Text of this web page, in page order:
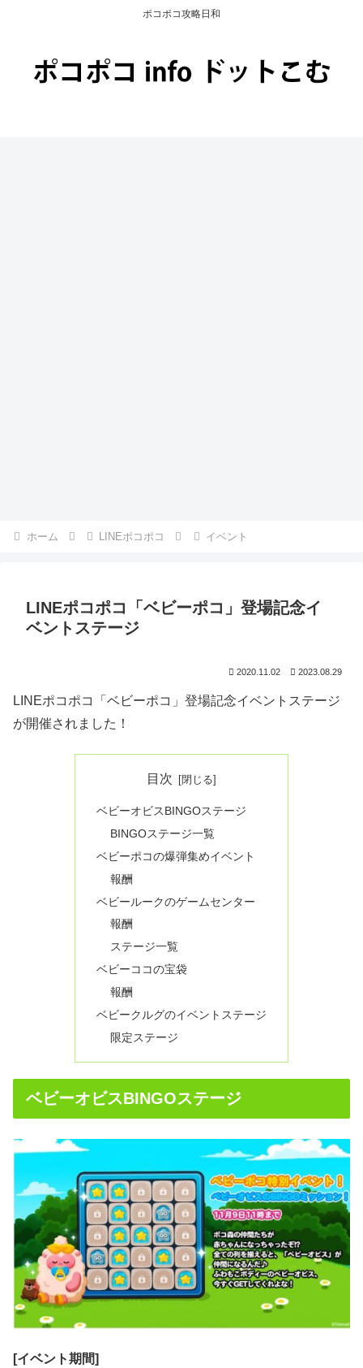
ポコポコ攻略日和
ホーム LINEポコポコ イベント
LINEポコポコ「ベビーポコ」登場記念イ
ベントステージ
2020.11.02 2023.08.29
LINEポコポコ「ベビーポコ」登場記念イベントステージ
が開催されました！
目次
ベビーオビスBINGOステージ
BINGOステージ一覧
ベビーポコの爆弾集めイベント
報酬
ベビールークのゲームセンター
報酬
ステージ一覧
ベビーココの宝袋
報酬
ベビークルグのイベントステージ
限定ステージ
ベビーオビスBINGOステージ
[イベント期間]